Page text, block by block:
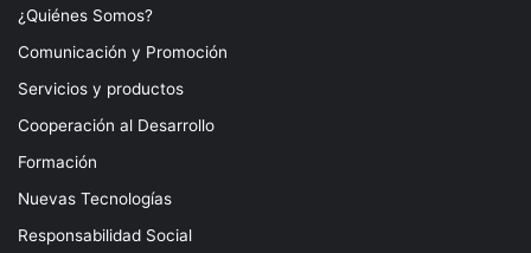
¿Quiénes Somos?
Comunicación y Promoción
Servicios y productos
Cooperación al Desarrollo
Formación
Nuevas Tecnologías
Responsabilidad Social